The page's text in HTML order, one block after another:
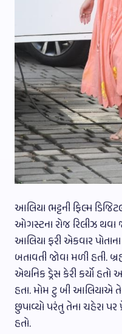
આલિયા ભટ્ટની ફિલ્મ
ઓગસ્ટના રોજ રિલીઝ થવા
આલિયા ફરી એકવાર
બતાવતી જોવા મળી હતી.
એથનિક ડ્રેસ કેરી કર્યો
હતા. મોમ ટુ બી આલિયાએ
છુપાવ્યો પરંતુ તેના ચહેરા પર
હતો.